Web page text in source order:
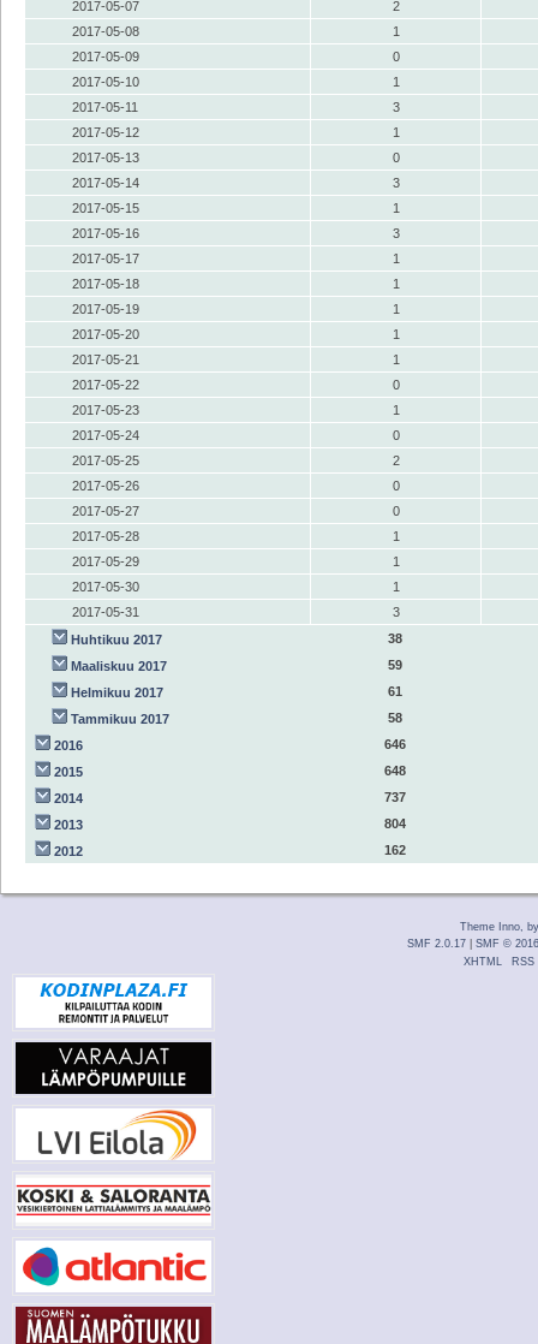
2017-05-07
2
2017-05-08
1
2017-05-09
0
2017-05-10
1
2017-05-11
3
2017-05-12
1
2017-05-13
0
2017-05-14
3
2017-05-15
1
2017-05-16
3
2017-05-17
1
2017-05-18
1
2017-05-19
1
2017-05-20
1
2017-05-21
1
2017-05-22
0
2017-05-23
1
2017-05-24
0
2017-05-25
2
2017-05-26
0
2017-05-27
0
2017-05-28
1
2017-05-29
1
2017-05-30
1
2017-05-31
3
Huhtikuu 2017
38
Maaliskuu 2017
59
Helmikuu 2017
61
Tammikuu 2017
58
2016
646
2015
648
2014
737
2013
804
2012
162
Theme Inno,
SMF 2.0.17
SMF © 2016
XHTML
RSS